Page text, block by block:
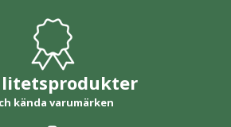
kända varumärken